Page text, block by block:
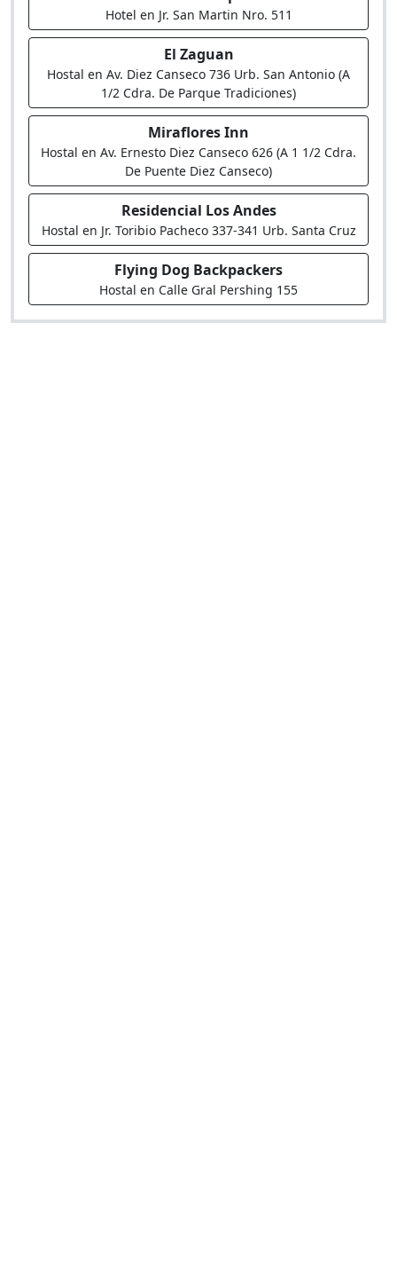
Hotel en Jr. San Martin Nro. 511
El Zaguan
Hostal en Av. Diez Canseco 736 Urb. San Antonio (A
1/2 Cdra. De Parque Tradiciones)
Miraflores Inn
Hostal en Av. Ernesto Diez Canseco 626 (A 1 1/2 Cdra.
De Puente Diez Canseco)
Residencial Los Andes
Hostal en Jr. Toribio Pacheco 337-341 Urb. Santa Cruz
Flying Dog Backpackers
Hostal en Calle Gral Pershing 155